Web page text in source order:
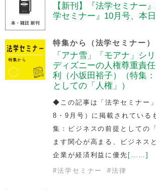
【新刊】『法学セミナー
学セミナー』10月号、本
特集から（法学セミナー）
「アナ雪」「モアナ」シ
ディズニーの人権尊重責
利（小坂田裕子）（特集
としての「人権」）
◆この記事は「法学セミナー
8・9月号）に掲載されてい
集：ビジネスの前提としての
ます関心が高まる、ビジネス
企業が経済利益に優先 [……]
#法学セミナー #法律